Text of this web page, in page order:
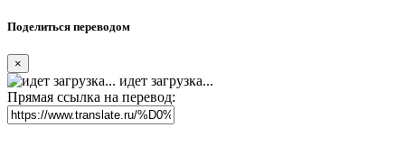
Поделиться переводом
×
идет загрузка...
Прямая ссылка на перевод: